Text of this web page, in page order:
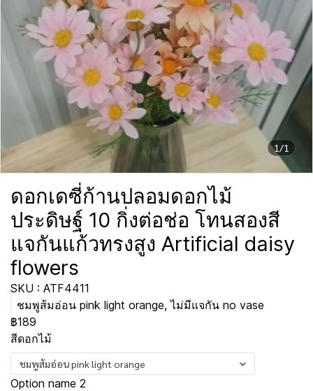
1/1
ดอกเดซี่ก้านปลอมดอกไม้
ประดิษฐ์ 10 กิ่งต่อช่อ โทนสองสี
แจกันแก้วทรงสูง Artificial daisy
flowers
SKU : ATF4411
ชมพูส้มอ่อน pink light orange, ไม่มีแจกัน no vase
฿189
สีดอกไม้
ชมพูส้มอ่อน pink light orange
Option name 2